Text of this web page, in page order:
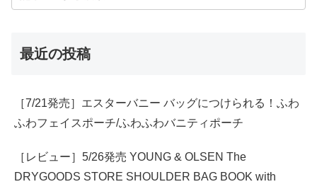
最近の投稿
［7/21発売］エスターバニー バッグにつけられる！ふわ
ふわフェイスポーチ/ふわふわバニティポーチ
［レビュー］5/26発売 YOUNG & OLSEN The
DRYGOODS STORE SHOULDER BAG BOOK with